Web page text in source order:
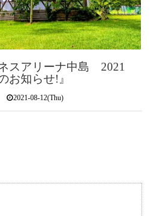
スアリーナ中島 2021
お知らせ!』
2021-08-12(Thu)